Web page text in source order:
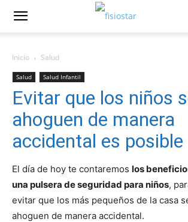
Inicio Salud
Salud Salud Infantil
Evitar que los niños
ahoguen de manera
accidental es posible
El día de hoy te contaremos los
una pulsera de seguridad para niños,
evitar que los más pequeños de la casa
ahoguen de manera accidental.